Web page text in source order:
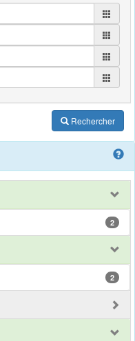
Rechercher
2
2